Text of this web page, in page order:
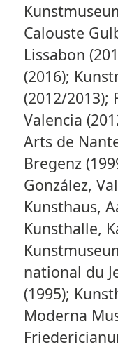
Calouste
Lissabon
(2016);
(2012/2013);
Valencia
Arts de
Bregenz
González,
Kunsthaus,
Kunsthalle,
national du
(1995);
Moderna